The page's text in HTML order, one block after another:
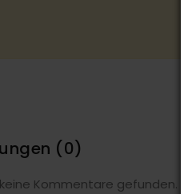
(0)
Kommentare gefunden.